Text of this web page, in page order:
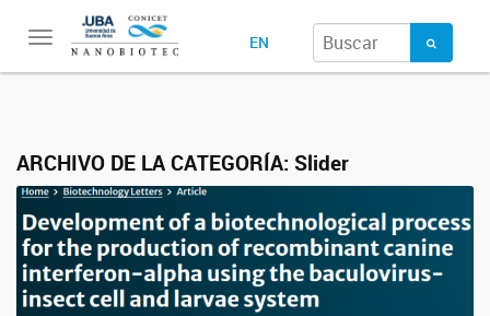
Toggle
navigation
EN
ARCHIVO DE LA CATEGORÍA: Slider